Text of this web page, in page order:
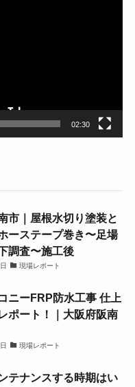
02:30
市｜屋根水切り塗装と
ーステープ巻き〜足場
調査〜施工後
現場レポート
ニーFRP防水工事 仕上
ポート！｜大阪府阪南
現場レポート
テナンスする時期はい